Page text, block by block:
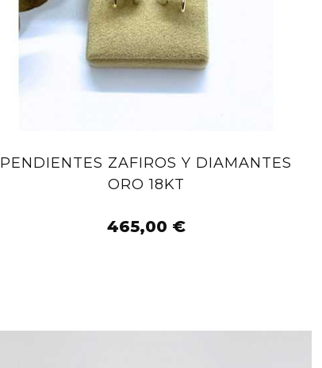
PENDIENTES ZAFIROS Y DIAMANTES
ORO 18KT
465,00 €